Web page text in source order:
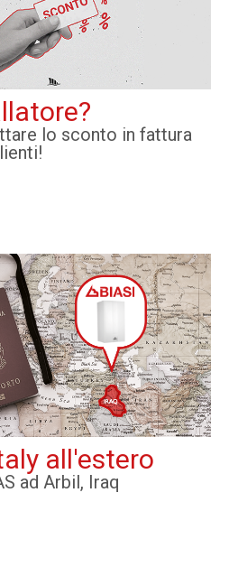
lo sconto in fattura
all'estero
ad Arbil, Iraq